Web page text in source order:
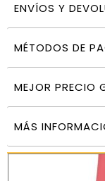
ENVÍOS Y
MÉTODOS DE
MEJOR PRECIO
MÁS
PRODUCTOS